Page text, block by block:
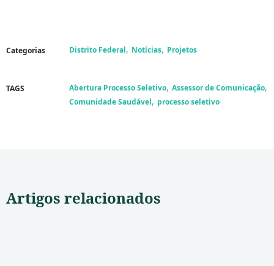
Categorias Distrito Federal, Notícias, Projetos
TAGS Abertura Processo Seletivo, Assessor de Comunicação,
Comunidade Saudável, processo seletivo
Artigos relacionados